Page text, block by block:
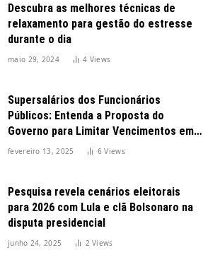
Descubra as melhores técnicas de
relaxamento para gestão do estresse
durante o dia
maio 29, 2024 4 Views
Supersalários dos Funcionários
Públicos: Entenda a Proposta do
Governo para Limitar Vencimentos em
2025
fevereiro 13, 2025 6Views
Pesquisa revela cenários eleitorais
para 2026 com Lula e clã Bolsonaro na
disputa presidencial
junho 24, 2025 2Views